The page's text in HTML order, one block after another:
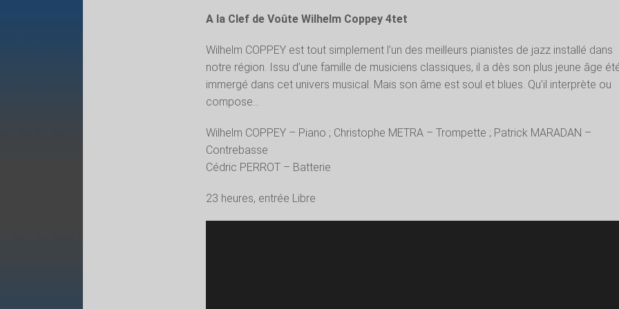
A la Clef de Voûte Wilhelm Coppey 4tet
Wilhelm COPPEY est tout simplement l’un des meilleurs pianistes de jazz installé dans
notre région. Issu d’une famille de musiciens classiques, il a dès son plus jeune âge
immergé dans cet univers musical. Mais son âme est soul et blues. Qu’il interprète ou
compose…
Wilhelm COPPEY – Piano ; Christophe METRA – Trompette ; Patrick MARADAN –
Contrebasse
Cédric PERROT – Batterie
23 heures, entrée Libre